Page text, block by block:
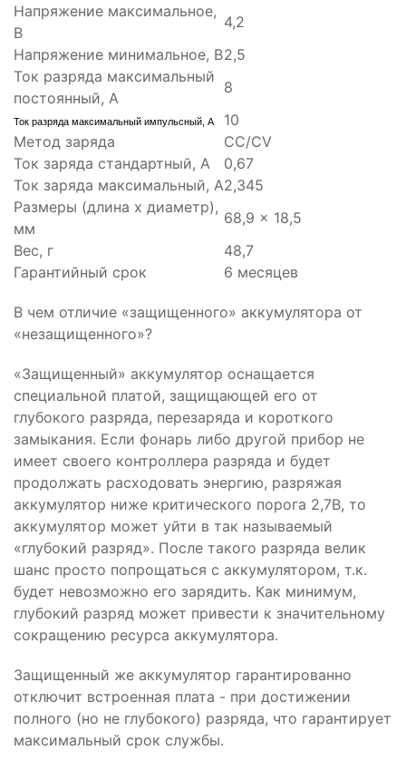
Напряжение максимальное,
В
4,2
Напряжение минимальное, В2,5
Ток разряда максимальный
постоянный, А
8
Ток разряда максимальный импульсный, А
10
Метод заряда
CC/CV
Ток заряда стандартный, А
0,67
Ток заряда максимальный, A2,345
Размеры (длина х диаметр),
мм
68,9 x 18,5
Вес, г
48,7
Гарантийный срок
6 месяцев
В чем отличие «защищенного» аккумулятора от
«незащищенного»?
«Защищенный» аккумулятор оснащается
специальной платой, защищающей его от
глубокого разряда, перезаряда и короткого
замыкания. Если фонарь либо другой прибор не
имеет своего контроллера разряда и будет
продолжать расходовать энергию, разряжая
аккумулятор ниже критического порога 2,7В, то
аккумулятор может уйти в так называемый
«глубокий разряд». После такого разряда велик
шанс просто попрощаться с аккумулятором, т.к.
будет невозможно его зарядить. Как минимум,
глубокий разряд может привести к значительному
сокращению ресурса аккумулятора.
Защищенный же аккумулятор гарантированно
отключит встроенная плата - при достижении
полного (но не глубокого) разряда, что гарантирует
максимальный срок службы.